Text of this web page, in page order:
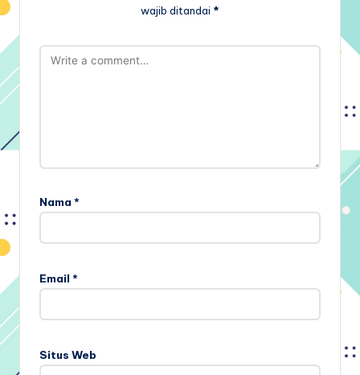
wajib ditandai *
Nama *
Email *
Situs Web